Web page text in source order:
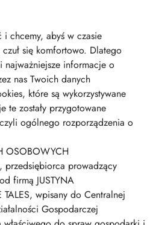
i chcemy, abyś w czasie
czuł się komfortowo. Dlatego
najważniejsze informacje o
nas Twoich danych
które są wykorzystywane
te zostały przygotowane
ogólnego rozporządzenia o
OSOBOWYCH
przedsiębiorca prowadzący
firmą JUSTYNA
wpisany do Centralnej
Gospodarczej